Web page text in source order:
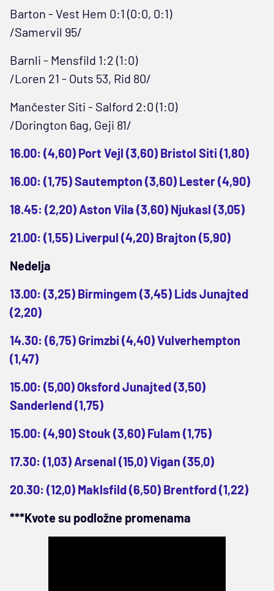
Barton - Vest Hem 0:1 (0:0, 0:1)
/Samervil 95/
Barnli - Mensfild 1:2 (1:0)
/Loren 21 - Outs 53, Rid 80/
Mančester Siti - Salford 2:0 (1:0)
/Dorington 6ag, Geji 81/
16.00: (4,60) Port Vejl (3,60) Bristol Siti (1,80)
16.00: (1,75) Sautempton (3,60) Lester (4,90)
18.45: (2,20) Aston Vila (3,60) Njukasl (3,05)
21.00: (1,55) Liverpul (4,20) Brajton (5,90)
Nedelja
13.00: (3,25) Birmingem (3,45) Lids Junajted
(2,20)
14.30: (6,75) Grimzbi (4,40) Vulverhempton
(1,47)
15.00: (5,00) Oksford Junajted (3,50)
Sanderlend (1,75)
15.00: (4,90) Stouk (3,60) Fulam (1,75)
17.30: (1,03) Arsenal (15,0) Vigan (35,0)
20.30: (12,0) Maklsfild (6,50) Brentford (1,22)
***Kvote su podložne promenama